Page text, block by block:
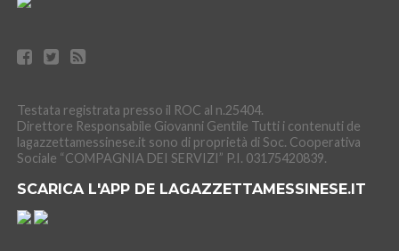
Testata registrata presso il ROC al n.25404.
Direttore Responsabile Giovanni Gentile Tutti i contenuti de
lagazzettamessinese.it sono di proprietà di Soc. Cooperativa
Sociale “COMPAGNIA DEI SERVIZI” P.I. 03175420839.
SCARICA L'APP DE LAGAZZETTAMESSINESE.IT